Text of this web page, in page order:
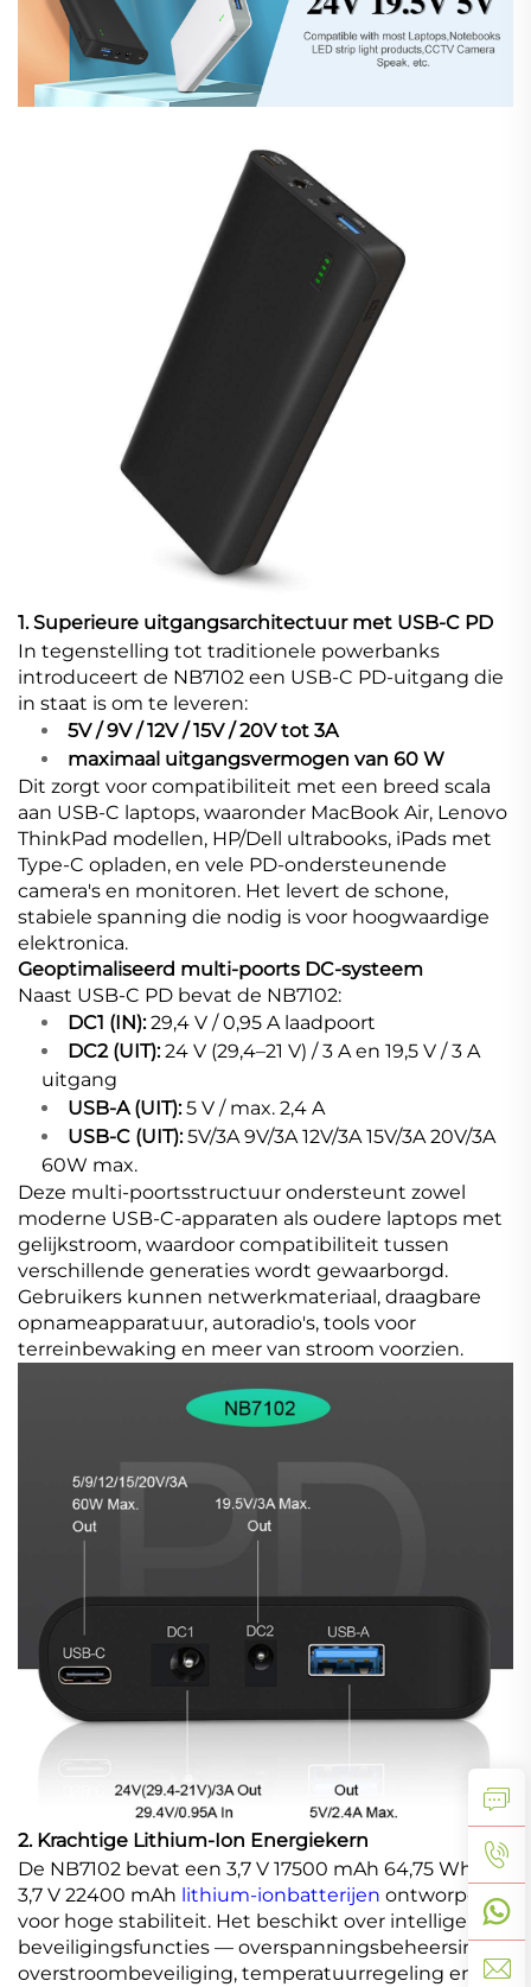
1. Superieure uitgangsarchitectuur met USB-C PD
In tegenstelling tot traditionele powerbanks
introduceert de NB7102 een USB-C PD-uitgang die
in staat is om te leveren:
5V / 9V / 12V / 15V / 20V tot 3A
maximaal uitgangsvermogen van 60 W
Dit zorgt voor compatibiliteit met een breed scala
aan USB-C laptops, waaronder MacBook Air, Lenovo
ThinkPad modellen, HP/Dell ultrabooks, iPads met
Type-C opladen, en vele PD-ondersteunende
camera's en monitoren. Het levert de schone,
stabiele spanning die nodig is voor hoogwaardige
elektronica.
Geoptimaliseerd multi-poorts DC-systeem
Naast USB-C PD bevat de NB7102:
DC1 (IN):29,4 V / 0,95 A laadpoort
DC2 (UIT):24 V (29,4–21 V) / 3 A en 19,5 V / 3 A
uitgang
USB-A (UIT):5 V / max. 2,4 A
USB-C (UIT):5V/3A 9V/3A 12V/3A 15V/3A 20V/3A
60W max.
Deze multi-poortsstructuur ondersteunt zowel
moderne USB-C-apparaten als oudere laptops met
gelijkstroom, waardoor compatibiliteit tussen
verschillende generaties wordt gewaarborgd.
Gebruikers kunnen netwerkmateriaal, draagbare
opnameapparatuur, autoradio's, tools voor
terreinbewaking en meer van stroom voorzien.
2. Krachtige Lithium-Ion Energiekern
De NB7102 bevat een 3,7 V 17500 mAh 64,75 Wh of
3,7 V 22400 mAh lithium-ionbatterijen ontworpen
voor hoge stabiliteit. Het beschikt over intelligente
beveiligingsfuncties — overspanningsbeheersing,
overstroombeveiliging, temperatuurregeling en